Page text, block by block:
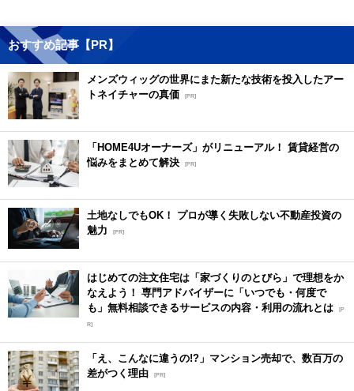
おすすめ記事【PR】
メンズウィッグの世界にまた新たな技術を投入したアー
トネイチャーの真価 [PR]
「HOME4Uオーナーズ」がリニューアル！ 賃貸経営の
悩みをまとめて解決 [PR]
土地なしでもOK！ プロが導く失敗しない不動産投資の
魅力
[PR]
はじめての注文住宅は「家づくりのとびら」で理想をか
なえよう！ 専門アドバイザーに「いつでも・何度で
も」無料相談できるサービスの内容・利用の流れとは [P
R]
「え、こんなに違うの!?」マンション売却で、数百万の
差がつく理由 [PR]